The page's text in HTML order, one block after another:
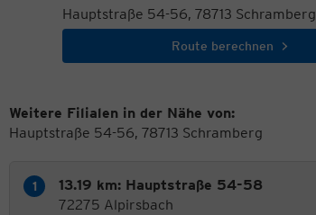
Hauptstraße 54-56, 78713 Schramberg
Route berechnen
Weitere Filialen in der Nähe von:
Hauptstraße 54-56, 78713 Schramberg
13.19 km: Hauptstraße 54-58
72275 Alpirsbach